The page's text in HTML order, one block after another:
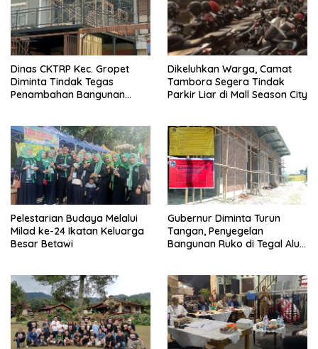
Dinas CKTRP Kec. Gropet
Diminta Tindak Tegas
Penambahan Bangunan
Dikeluhkan Warga, Camat
Tambora Segera Tindak
Parkir Liar di Mall Season City
Pelestarian Budaya Melalui
Milad ke-24 Ikatan Keluarga
Besar Betawi
Gubernur Diminta Turun
Tangan, Penyegelan
Bangunan Ruko di Tegal Alur